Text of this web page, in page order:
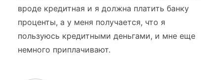
вроде кредитная и я должна платить банку
проценты, а у меня получается, что я
пользуюсь кредитными деньгами, и мне еще
немного приплачивают.